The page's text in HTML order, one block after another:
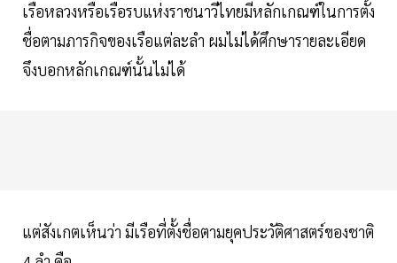
เรือหลวงหรือเรือรบแห่งราชนาวีไทยมีหลักเกณฑ์ในการตั้ง
ชื่อตามภารกิจของเรือแต่ละลำ ผมไม่ได้ศึกษารายละเอียด
จึงบอกหลักเกณฑ์นั้นไม่ได้
แต่สังเกตเห็นว่า มีเรือที่ตั้งชื่อตามยุคประวัติศาสตร์ของชาติ